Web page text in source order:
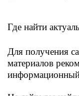
Где найти
Для получения
материалов